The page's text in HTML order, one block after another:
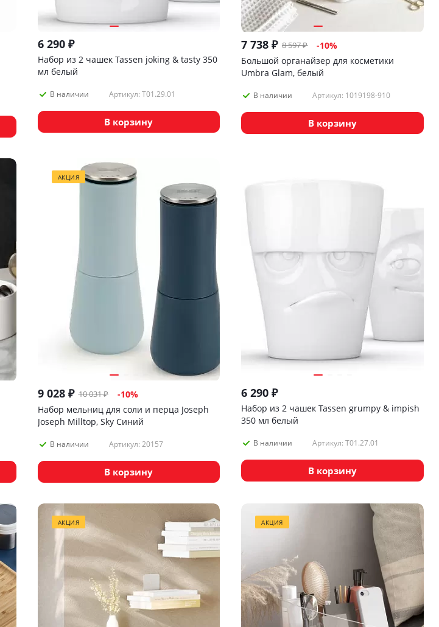
6 290₽
Набор из 2 чашек Tassen joking & tasty 350
мл белый
В наличии Артикул: T01.29.01
В корзину
7 738 ₽ 8 597₽ -10%
Большой органайзер для косметики
Umbra Glam, белый
В наличии Артикул: 1019198-910
В корзину
АКЦИЯ
9 028₽ 10 031₽ -10%
Набор мельниц для соли и перца Joseph
Joseph Milltop, Sky Синий
В наличии Артикул: 20157
В корзину
6 290 ₽
Набор из 2 чашек Tassen grumpy & impish
350 мл белый
В наличии Артикул: T01.27.01
В корзину
АКЦИЯ АКЦИЯ